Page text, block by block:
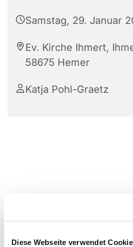
Diese Webseite verwendet
Samstag, 29. Januar
Ev. Kirche Ihmert,
58675 Hemer
Katja Pohl-Graetz